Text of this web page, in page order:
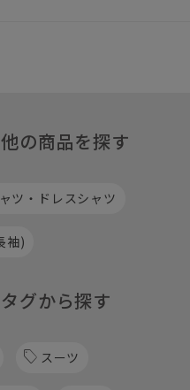
の商品を探す
ツ・ドレスシャツ
袖)
グから探す
スーツ